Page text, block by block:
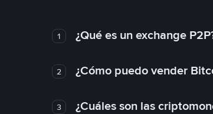
1 ¿Qué es un exchange
2 ¿Cómo puedo vender
3 ¿Cuáles son las